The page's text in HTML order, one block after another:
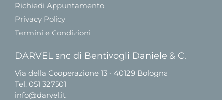
Richiedi Appuntamento
Privacy Policy
Termini e Condizioni
DARVEL snc di Bentivogli Daniele & C.
Via della Cooperazione 13 - 40129 Bologna
Tel. 051 327501
info@darvel.it